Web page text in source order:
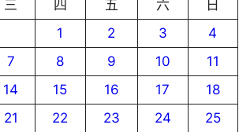
三 四 五 六
日
1
2 3
4
7 8 9 10
11
14 15 16 17
18
21 22 23 24
25